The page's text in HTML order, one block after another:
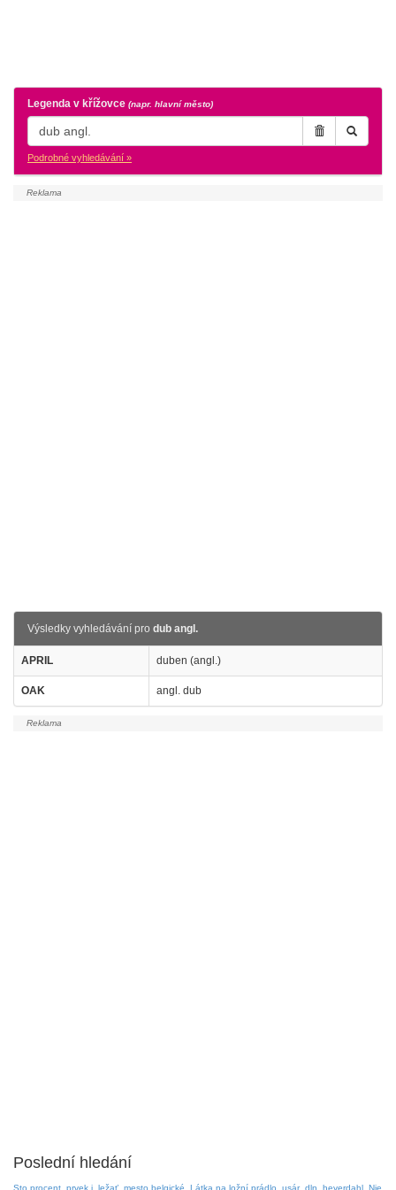
Legenda v křížovce (napr. hlavní město)
Podrobné vyhledávání »
Výsledky vyhledávání pro dub angl.
APRIL duben (angl.)
OAK angl. dub
Poslední hledání
Sto procent prvek j ležať mesto belgické Látka na ložní prádlo usár dln heyerdahl Nie